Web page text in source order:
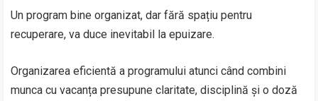
Un program bine organizat, dar fără spațiu pentru
recuperare, va duce inevitabil la epuizare.
Organizarea eficientă a programului atunci când combini
munca cu vacanța presupune claritate, disciplină și o doză